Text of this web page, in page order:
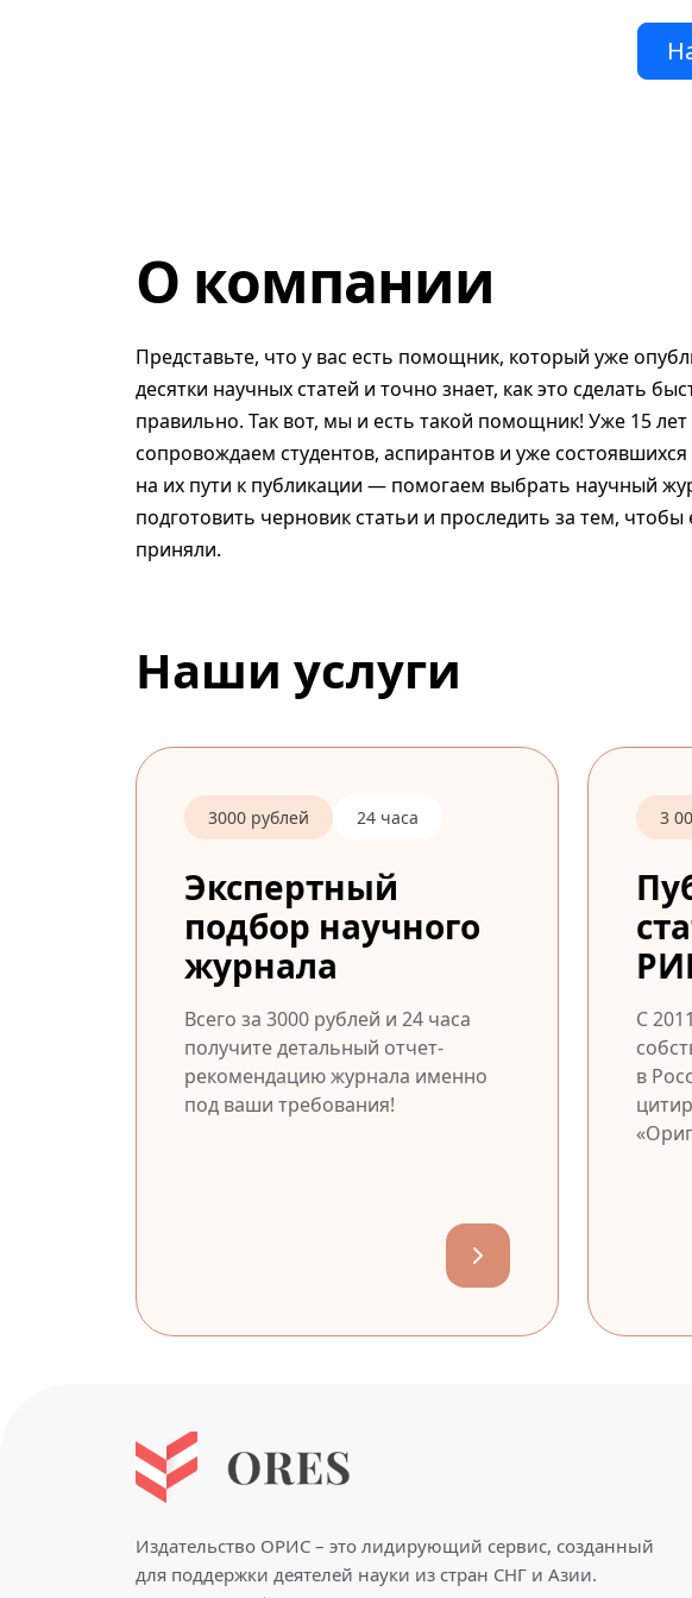
О компании
Представьте, что у вас есть помощник, который уже
десятки научных статей и точно знает, как это сделать
правильно. Так вот, мы и есть такой помощник! Уже 15
сопровождаем студентов, аспирантов и уже
на их пути к публикации — помогаем выбрать научный
подготовить черновик статьи и проследить за тем, чтобы
приняли.
Наши услуги
3000 рублей 24 часа
Экспертный
подбор научного
журнала
Всего за 3000 рублей и 24 часа
получите детальный отчет-
рекомендацию журнала именно
под ваши требования!
3
С
в
Издательство ОРИС – это лидирующий сервис, созданный
для поддержки деятелей науки из стран СНГ и Азии.